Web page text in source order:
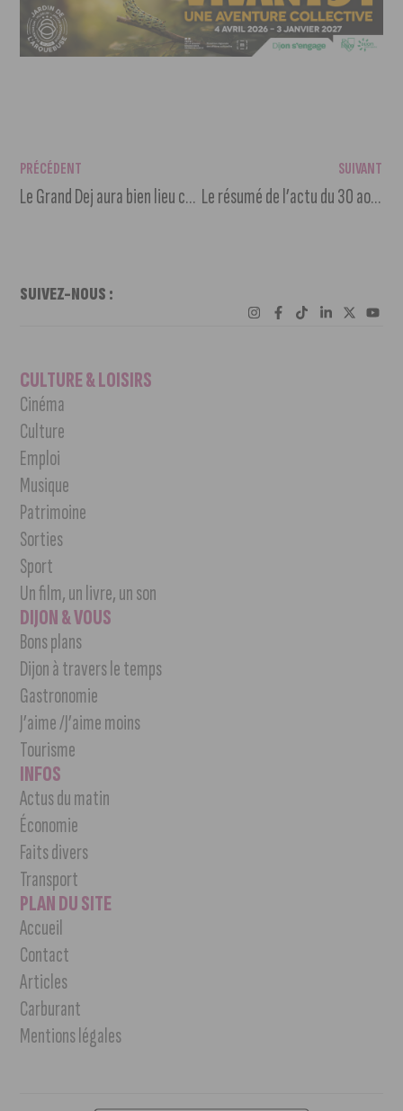
PRÉCÉDENT
Le Grand Dej aura bien lieu cette année !
SUIVANT
Le résumé de l’actu du 30 août au 5 septembre
SUIVEZ-NOUS :
CULTURE & LOISIRS
Cinéma
Culture
Emploi
Musique
Patrimoine
Sorties
Sport
Un film, un livre, un son
DIJON & VOUS
Bons plans
Dijon à travers le temps
Gastronomie
J’aime /J’aime moins
Tourisme
INFOS
Actus du matin
Économie
Faits divers
Transport
PLAN DU SITE
Accueil
Contact
Articles
Carburant
Mentions légales